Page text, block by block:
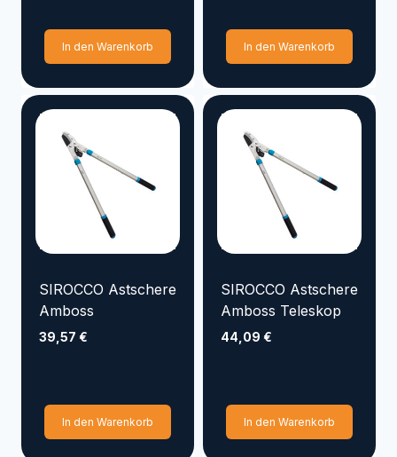
In den Warenkorb In den Warenkorb
SIROCCO Astschere
Amboss
39,57 €
In den Warenkorb
SIROCCO Astschere
Amboss Teleskop
44,09 €
In den Warenkorb